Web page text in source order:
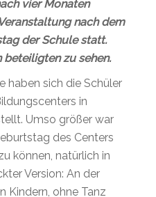
vier Monaten
nach dem
der Schule statt.
beteiligten zu sehen.
haben sich die Schüler
in
Umso größer war
des Centers
können, natürlich in
Version: An der
Kindern, ohne Tanz